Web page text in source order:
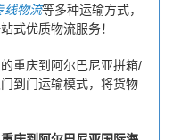
线物流等多种运输方式，
式优质物流服务！
重庆到阿尔巴尼亚拼箱/
到门运输模式，将货物